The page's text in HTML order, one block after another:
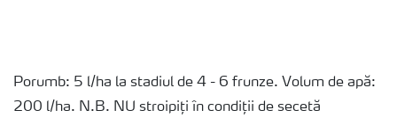
Porumb: 5 l/ha la stadiul de 4 - 6 frunze. Volum de apă:
200 l/ha. N.B. NU stroipiți în condiții de secetă